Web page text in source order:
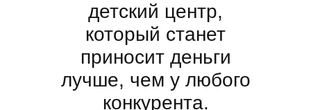
детский центр,
который станет
приносит деньги
лучше, чем у любого
конкурента.